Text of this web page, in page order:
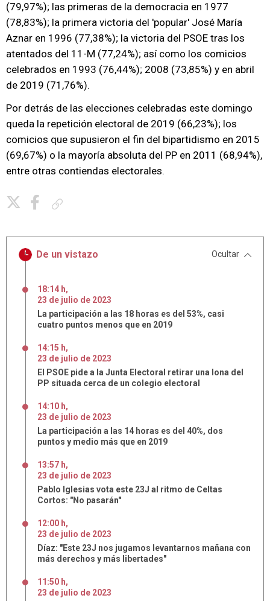
(79,97%); las primeras de la democracia en 1977
(78,83%); la primera victoria del 'popular' José María
Aznar en 1996 (77,38%); la victoria del PSOE tras los
atentados del 11-M (77,24%); así como los comicios
celebrados en 1993 (76,44%); 2008 (73,85%) y en abril
de 2019 (71,76%).
Por detrás de las elecciones celebradas este domingo
queda la repetición electoral de 2019 (66,23%); los
comicios que supusieron el fin del bipartidismo en 2015
(69,67%) o la mayoría absoluta del PP en 2011 (68,94%),
entre otras contiendas electorales.
De un vistazo Ocultar
18:14 h,
23 de julio de 2023
La participación a las 18 horas es del 53%, casi
cuatro puntos menos que en 2019
14:15 h,
23 de julio de 2023
El PSOE pide a la Junta Electoral retirar una lona del
PP situada cerca de un colegio electoral
14:10 h,
23 de julio de 2023
La participación a las 14 horas es del 40%, dos
puntos y medio más que en 2019
13:57 h,
23 de julio de 2023
Pablo Iglesias vota este 23J al ritmo de Celtas
Cortos: "No pasarán"
12:00 h,
23 de julio de 2023
Díaz: "Este 23J nos jugamos levantarnos mañana con
más derechos y más libertades"
11:50 h,
23 de julio de 2023